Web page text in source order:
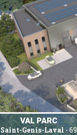
VAL PARC
Saint-Genis-Laval- 69